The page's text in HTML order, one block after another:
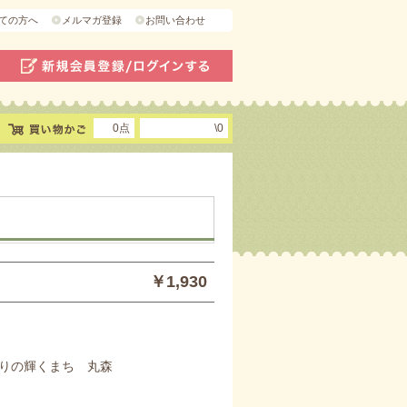
の方へ メルマガ登録 お問い合わせ
0点 \0
￥1,930
の輝くまち 丸森